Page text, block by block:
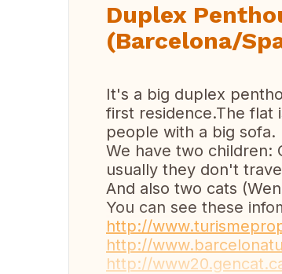
Duplex
(Barcelona/
It's a big duplex
first residence.The flat
people with a big sofa.
We have two children:
usually they don't
And also two cats
You can see these
http://
http://
http://